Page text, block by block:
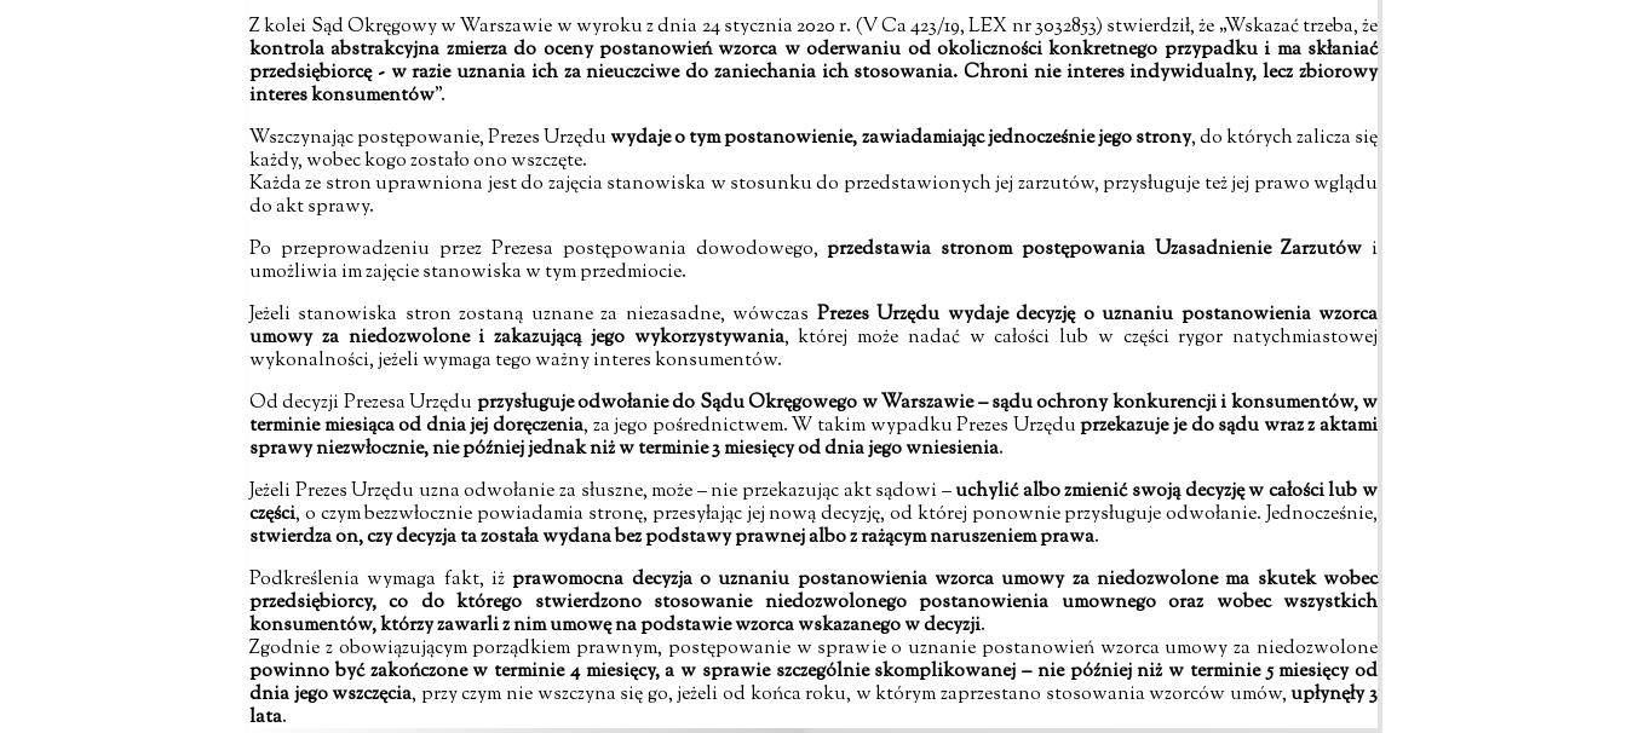
Z kolei Sąd Okręgowy w Warszawie w wyroku z dnia 24 stycznia 2020 r. (V Ca 423/19, LEX nr 3032853) stwierdził, że „Wskazać trzeba, że
kontrola abstrakcyjna zmierza do oceny postanowień wzorca w oderwaniu od okoliczności konkretnego przypadku i ma skłaniać
przedsiębiorcę - w razie uznania ich za nieuczciwe do zaniechania ich stosowania. Chroni nie interes indywidualny, lecz zbiorowy
interes konsumentów”.
Wszczynając postępowanie, Prezes Urzęduwydaje o tym postanowienie, zawiadamiając jednocześnie jego strony, do których zalicza się
każdy, wobec kogo zostało ono wszczęte.
Każda ze stron uprawniona jest do zajęcia stanowiska w stosunku do przedstawionych jej zarzutów, przysługuje też jej prawo wglądu
do akt sprawy.
Po przeprowadzeniu przez Prezesa postępowania dowodowego,przedstawia stronom postępowania Uzasadnienie Zarzutów i
umożliwia im zajęcie stanowiska w tym przedmiocie.
Jeżeli stanowiska stron zostaną uznane za niezasadne, wówczas Prezes Urzędu wydaje decyzję o uznaniu postanowienia wzorca
umowy za niedozwolone i zakazującą jego wykorzystywania, której może nadać w całości lub w części rygor natychmiastowej
wykonalności, jeżeli wymaga tego ważny interes konsumentów.
Od decyzji Prezesa Urzędu przysługuje odwołanie do Sądu Okręgowego w Warszawie – sądu ochrony konkurencji i konsumentów, w
terminie miesiąca od dnia jej doręczenia, za jego pośrednictwem. W takim wypadku Prezes Urzęduprzekazuje je do sądu wraz z aktami
sprawy niezwłocznie, nie później jednak niż w terminie 3 miesięcy od dnia jego wniesienia.
Jeżeli Prezes Urzędu uzna odwołanie za słuszne, może – nie przekazując akt sądowi –uchylić albo zmienić swoją decyzję w całości lub w
części, o czym bezzwłocznie powiadamia stronę, przesyłając jej nową decyzję, od której ponownie przysługuje odwołanie. Jednocześnie,
stwierdza on, czy decyzja ta została wydana bez podstawy prawnej albo z rażącym naruszeniem prawa.
Podkreślenia wymaga fakt, iżprawomocna decyzja o uznaniu postanowienia wzorca umowy za niedozwolone ma skutek wobec
przedsiębiorcy, co do którego stwierdzono stosowanie niedozwolonego postanowienia umownego oraz wobec wszystkich
konsumentów, którzy zawarli z nim umowę na podstawie wzorca wskazanego w decyzji.
Zgodnie z obowiązującym porządkiem prawnym, postępowanie w sprawie o uznanie postanowień wzorca umowy za niedozwolone
powinno być zakończone w terminie 4 miesięcy, a w sprawie szczególnie skomplikowanej – nie później niż w terminie 5 miesięcy od
dnia jego wszczęcia, przy czym nie wszczyna się go, jeżeli od końca roku, w którym zaprzestano stosowania wzorców umów, upłynęły 3
lata.